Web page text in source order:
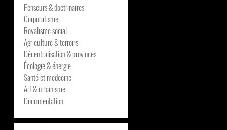
Penseurs & doctrinaires
Corporatisme
Royalisme social
Agriculture & terroirs
Décentralisation & provinces
Écologie & énergie
Santé et medecine
Art & urbanisme
Documentation